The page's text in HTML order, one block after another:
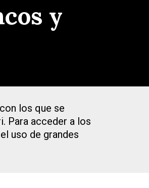
y
los que se
Para acceder a los
uso de grandes